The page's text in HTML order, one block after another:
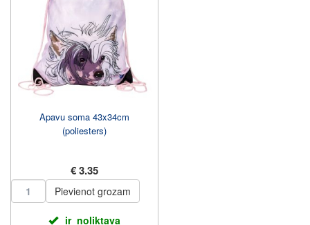
Apavu soma 43x34cm
(poliesters)
€ 3.35
Pievienot grozam
ir_noliktava